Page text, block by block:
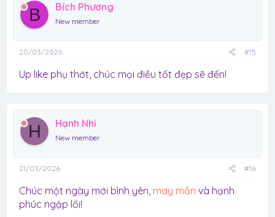
B Bích Phương
New member
20/03/2026 #15
Up like phụ thớt, chúc mọi điều tốt đẹp sẽ đến!
H Hạnh Nhi
New member
21/03/2026 #16
Chúc một ngày mới bình yên, may mắn và hạnh
phúc ngập lối!